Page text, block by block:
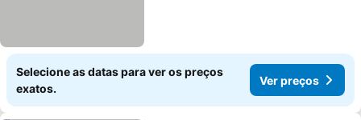
Selecione as datas para ver os preços
exatos.
Ver preços